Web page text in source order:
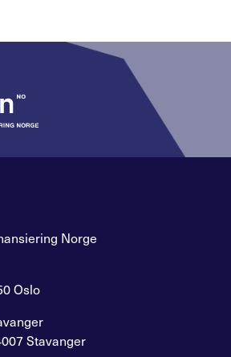
Norge
Oslo
Stavanger